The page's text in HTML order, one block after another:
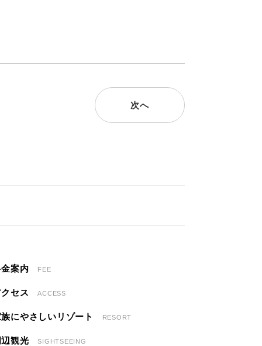
次へ
案内 FEE
セス ACCESS
にやさしいリゾート RESORT
観光 SIGHTSEEING